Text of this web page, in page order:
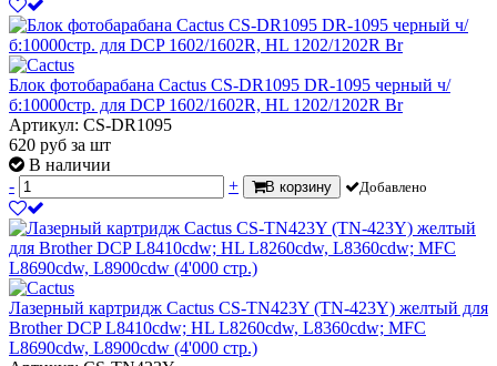
Блок фотобарабана Cactus CS-DR1095 DR-1095 черный ч/
б:10000стр. для DCP 1602/1602R, HL 1202/1202R Br
Артикул: CS-DR1095
620 руб за шт
В наличии
-
+ В корзину Добавлено
Лазерный картридж Cactus CS-TN423Y (TN-423Y) желтый для
Brother DCP L8410cdw; HL L8260cdw, L8360cdw; MFC
L8690cdw, L8900cdw (4'000 стр.)